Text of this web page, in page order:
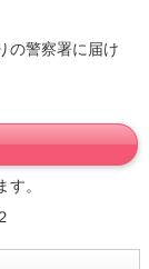
の警察署に届け
。